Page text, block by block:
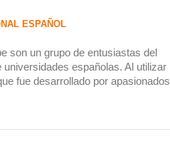
ESPAÑOL
son un grupo de entusiastas del
españolas. Al utilizar
fue desarrollado por apasionados